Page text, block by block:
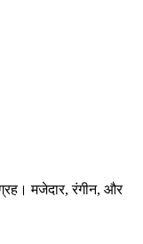
मजेदार, रंगीन, और